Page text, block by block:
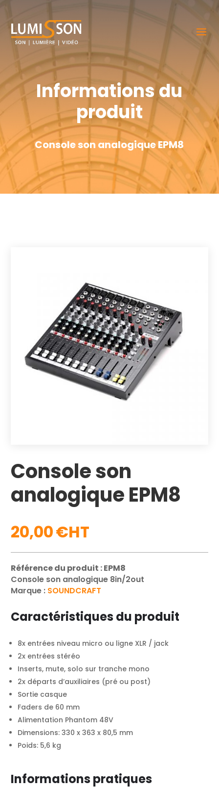
Informations du
produit
Console son analogique EPM8
Console son
analogique EPM8
20,00€
Référence du produit : EPM8
Console son analogique 8in/2out
Marque : SOUNDCRAFT
Caractéristiques du produit
8x entrées niveau micro ou ligne XLR / jack
2x entrées stéréo
Inserts, mute, solo sur tranche mono
2x départs d’auxiliaires (pré ou post)
Sortie casque
Faders de 60 mm
Alimentation Phantom 48V
Dimensions: 330 x 363 x 80,5 mm
Poids: 5,6 kg
Informations pratiques